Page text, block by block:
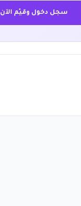
سجل دخول وقيّم الآن